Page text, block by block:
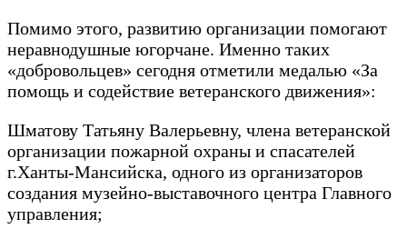
Помимо этого, развитию организации помогают
неравнодушные югорчане. Именно таких
«добровольцев» сегодня отметили медалью «За
помощь и содействие ветеранского движения»:
Шматову Татьяну Валерьевну, члена ветеранской
организации пожарной охраны и спасателей
г.Ханты-Мансийска, одного из организаторов
создания музейно-выставочного центра Главного
управления;